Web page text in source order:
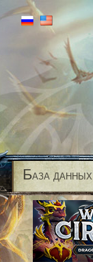
База данных